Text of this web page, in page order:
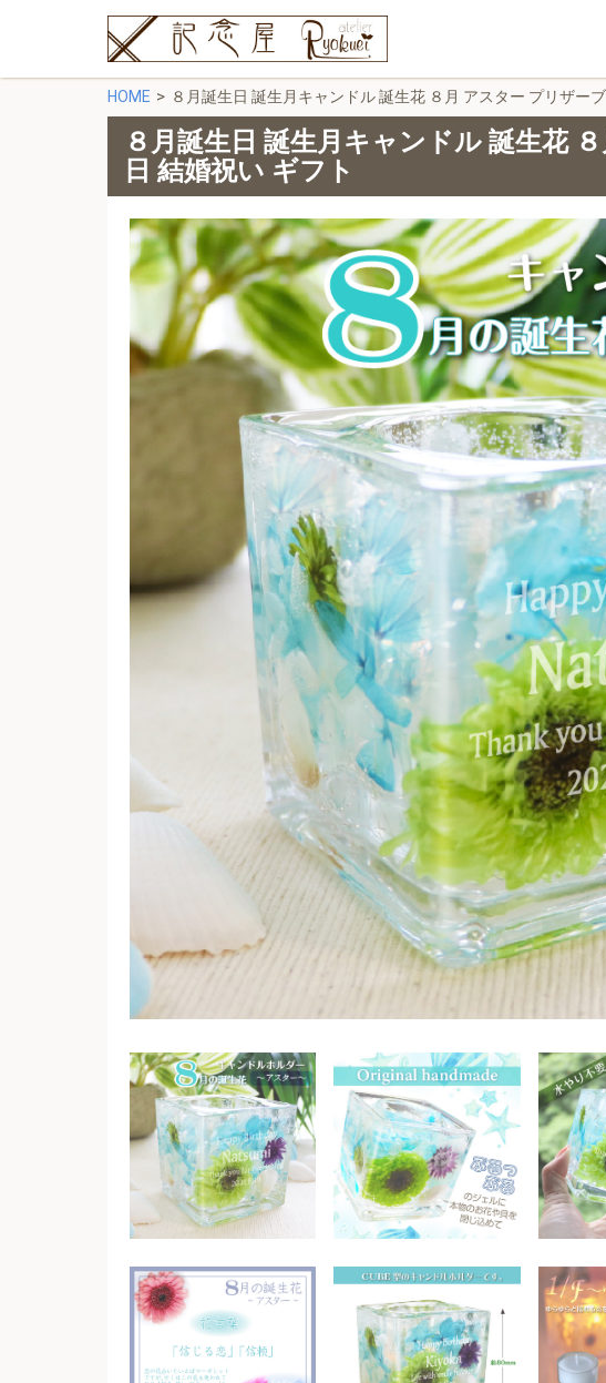
HOME ８月誕生日 誕生月キャンドル 誕生花 ８月 アスター プリザー
８月誕生日 誕生月キャンドル 誕生花
日 結婚祝い ギフト